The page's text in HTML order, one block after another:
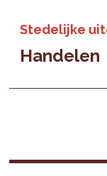
Stedelijke
Handelen